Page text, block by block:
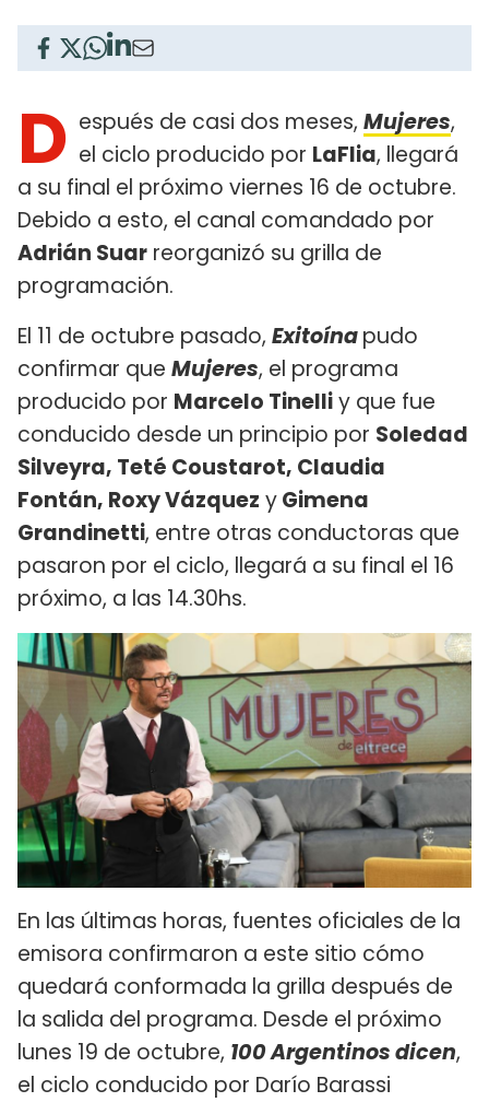
D espués de casi dos meses, Mujeres,
el ciclo producido por LaFlia, llegará
a su final el próximo viernes 16 de octubre.
Debido a esto, el canal comandado por
Adrián Suar reorganizó su grilla de
programación.
El 11 de octubre pasado, Exitoínapudo
confirmar que Mujeres, el programa
producido por Marcelo Tinelliy que fue
conducido desde un principio por Soledad
Silveyra, Teté Coustarot, Claudia
Fontán, Roxy Vázquez yGimena
Grandinetti, entre otras conductoras que
pasaron por el ciclo, llegará a su final el 16
próximo, a las 14.30hs.
En las últimas horas, fuentes oficiales de la
emisora confirmaron a este sitio cómo
quedará conformada la grilla después de
la salida del programa. Desde el próximo
lunes 19 de octubre, 100 Argentinos dicen,
el ciclo conducido por Darío Barassi